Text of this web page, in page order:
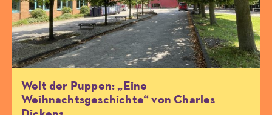
Welt der Puppen: „Eine
Weihnachtsgeschichte“ von Charles